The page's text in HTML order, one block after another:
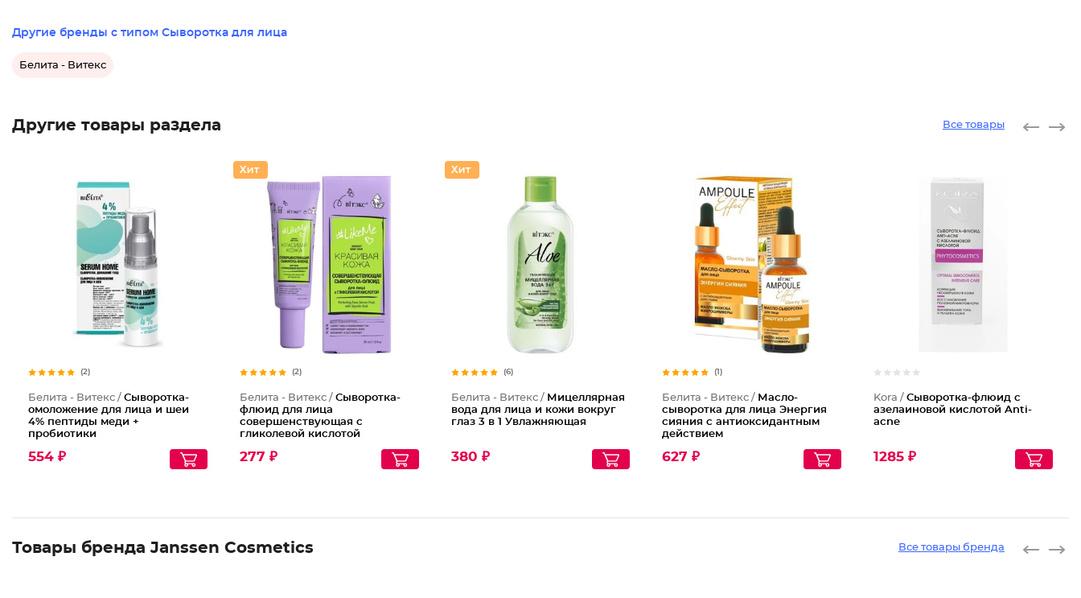
Другие бренды с типом Сыворотка для лица
Белита - Витекс
Другие товары раздела Все товары
(2)
Белита - Витекс / Сыворотка-
омоложение для лица и шеи
4% пептиды меди +
пробиотики
554 ₽
(2)
Белита - Витекс / Сыворотка-
флюид для лица
совершенствующая с
гликолевой кислотой
277 ₽
(6)
Белита - Витекс / Мицеллярная
вода для лица и кожи вокруг
глаз 3 в 1 Увлажняющая
380 ₽
(1)
Белита - Витекс / Масло-
сыворотка для лица Энергия
сияния с антиоксидантным
действием
627 ₽
Kora /Сыворотка-флюид с
азелаиновой кислотой Anti-
acne
1285 ₽
Товары бренда Janssen Cosmetics Все товары бренда